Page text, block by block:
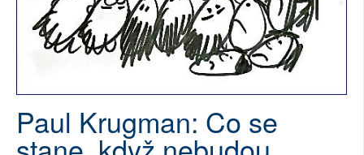
AUTOŘI
PŘÍSPĚVKY NA PROVOZ
SOCIÁLNÍ SÍTĚ
RUBRIKY
Paul Krugman: Co se